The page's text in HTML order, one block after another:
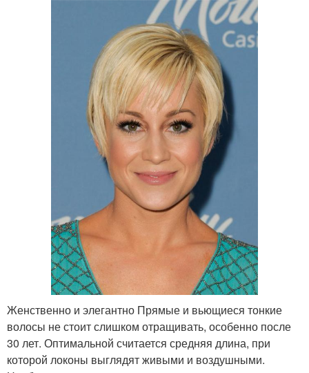
Женственно и элегантно Прямые и вьющиеся тонкие
волосы не стоит слишком отращивать, особенно после
30 лет. Оптимальной считается средняя длина, при
которой локоны выглядят живыми и воздушными.